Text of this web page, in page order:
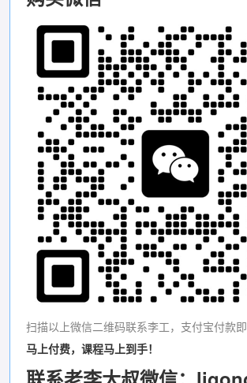
扫描以上微信二维码联系李工，支付宝付款即
马上付费，课程马上到手！